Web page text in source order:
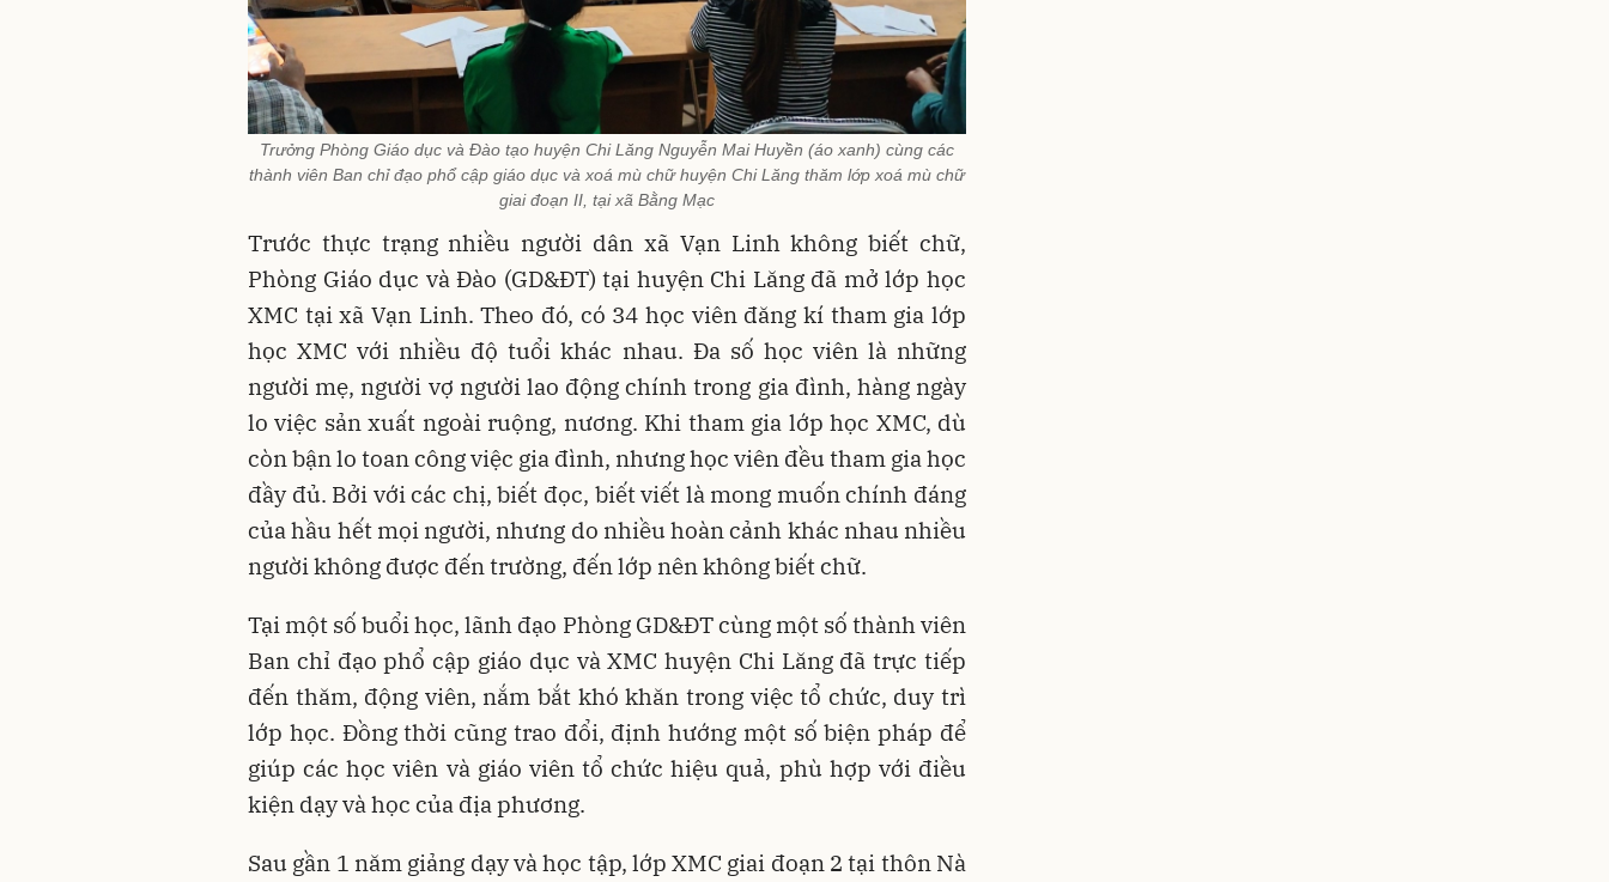
Trưởng Phòng Giáo dục và Đào tạo huyện Chi Lăng Nguyễn Mai Huyền (áo xanh) cùng các
thành viên Ban chỉ đạo phổ cập giáo dục và xoá mù chữ huyện Chi Lăng thăm lớp xoá mù chữ
giai đoạn II, tại xã Bằng Mạc
Trước thực trạng nhiều người dân xã Vạn Linh không biết chữ,
Phòng Giáo dục và Đào (GD&ĐT) tại huyện Chi Lăng đã mở lớp học
XMC tại xã Vạn Linh. Theo đó, có 34 học viên đăng kí tham gia lớp
học XMC với nhiều độ tuổi khác nhau. Đa số học viên là những
người mẹ, người vợ người lao động chính trong gia đình, hàng ngày
lo việc sản xuất ngoài ruộng, nương. Khi tham gia lớp học XMC, dù
còn bận lo toan công việc gia đình, nhưng học viên đều tham gia học
đầy đủ. Bởi với các chị, biết đọc, biết viết là mong muốn chính đáng
của hầu hết mọi người, nhưng do nhiều hoàn cảnh khác nhau nhiều
người không được đến trường, đến lớp nên không biết chữ.
Tại một số buổi học, lãnh đạo Phòng GD&ĐT cùng một số thành viên
Ban chỉ đạo phổ cập giáo dục và XMC huyện Chi Lăng đã trực tiếp
đến thăm, động viên, nắm bắt khó khăn trong việc tổ chức, duy trì
lớp học. Đồng thời cũng trao đổi, định hướng một số biện pháp để
giúp các học viên và giáo viên tổ chức hiệu quả, phù hợp với điều
kiện dạy và học của địa phương.
Sau gần 1 năm giảng dạy và học tập, lớp XMC giai đoạn 2 tại thôn Nà